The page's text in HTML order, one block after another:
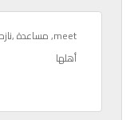
,مساعدة,meet
أهلها